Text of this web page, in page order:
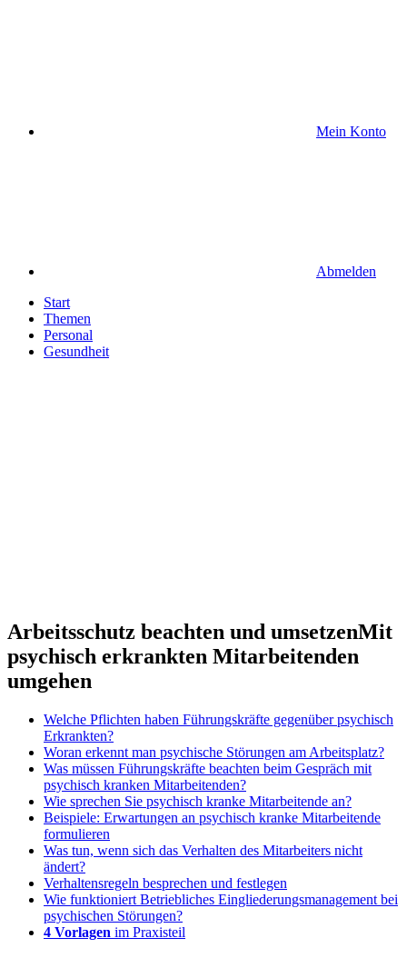
Mein Konto
Abmelden
Start
Themen
Personal
Gesundheit
Arbeitsschutz beachten und umsetzenMit
psychisch erkrankten Mitarbeitenden
umgehen
Welche Pflichten haben Führungskräfte gegenüber psychisch
Erkrankten?
Woran erkennt man psychische Störungen am Arbeitsplatz?
Was müssen Führungskräfte beachten beim Gespräch mit
psychisch kranken Mitarbeitenden?
Wie sprechen Sie psychisch kranke Mitarbeitende an?
Beispiele: Erwartungen an psychisch kranke Mitarbeitende
formulieren
Was tun, wenn sich das Verhalten des Mitarbeiters nicht
ändert?
Verhaltensregeln besprechen und festlegen
Wie funktioniert Betriebliches Eingliederungsmanagement bei
psychischen Störungen?
4 Vorlagen im Praxisteil